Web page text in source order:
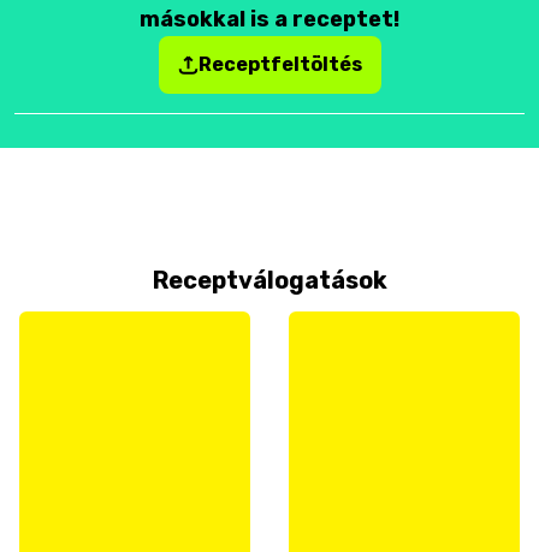
másokkal is a receptet!
Receptfeltöltés
Receptválogatások